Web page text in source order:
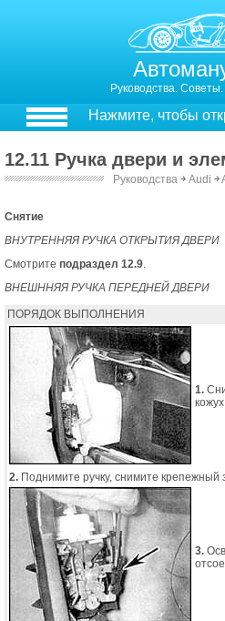
Руководства.
Нажмите, чтобы
12.11 Ручка двери и
Руководства ￫ Audi ￫
Снятие
ВНУТРЕННЯЯ РУЧКА ОТКРЫТИЯ ДВЕРИ
Смотрите подраздел 12.9.
ВНЕШННЯЯ РУЧКА ПЕРЕДНЕЙ ДВЕРИ
ПОРЯДОК ВЫПОЛНЕНИЯ
1.
2. Поднимите ручку, снимите крепежный
3.